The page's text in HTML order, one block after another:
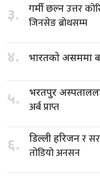
३. गर्मी छल्नउत्तर
जिनसेङ ब्रोथसम्म
४. भारतको असममा
५. भरतपुर
अर्ब प्राप्त
६. डिल्ली हरिजनर
तोडियो अनसन